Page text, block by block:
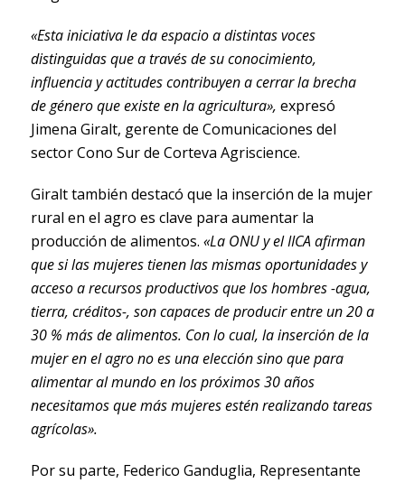
«Esta iniciativa le da espacio a distintas voces
distinguidas que a través de su conocimiento,
influencia y actitudes contribuyen a cerrar la brecha
de género que existe en la agricultura», expresó
Jimena Giralt, gerente de Comunicaciones del
sector Cono Sur de Corteva Agriscience.
Giralt también destacó que la inserción de la mujer
rural en el agro es clave para aumentar la
producción de alimentos. «La ONU y el IICA afirman
que si las mujeres tienen las mismas oportunidades y
acceso a recursos productivos que los hombres -agua,
tierra, créditos-, son capaces de producir entre un 20 a
30 % más de alimentos. Con lo cual, la inserción de la
mujer en el agro no es una elección sino que para
alimentar al mundo en los próximos 30 años
necesitamos que más mujeres estén realizando tareas
agrícolas».
Por su parte, Federico Ganduglia, Representante